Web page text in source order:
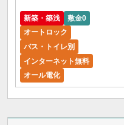
新築・築浅
敷金0
オートロック
バス・トイレ別
インターネット無料
オール電化